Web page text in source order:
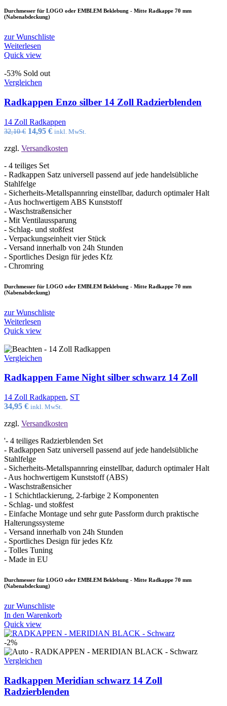
Durchmesser für LOGO oder EMBLEM Beklebung - Mitte Radkappe 70 mm
(Nabenabdeckung)
zur Wunschliste
Weiterlesen
Quick view
-53% Sold out
Vergleichen
Radkappen Enzo silber 14 Zoll Radzierblenden
14 Zoll Radkappen
32,10€ Ursprünglicher
war:
14,95 €Aktueller
ist:
inkl. MwSt.
zzgl. Versandkosten
- 4 teiliges Set
- Radkappen Satz universell passend auf jede handelsübliche
Stahlfelge
- Sicherheits-Metallspannring einstellbar, dadurch optimaler Halt
- Aus hochwertigem ABS Kunststoff
- Waschstraßensicher
- Mit Ventilaussparung
- Schlag- und stoßfest
- Verpackungseinheit vier Stück
- Versand innerhalb von 24h Stunden
- Sportliches Design für jedes Kfz
- Chromring
Durchmesser für LOGO oder EMBLEM Beklebung - Mitte Radkappe 70 mm
(Nabenabdeckung)
zur Wunschliste
Weiterlesen
Quick view
Vergleichen
Radkappen Fame Night silber schwarz 14 Zoll
14 Zoll Radkappen, ST
34,95 € inkl. MwSt.
zzgl. Versandkosten
'- 4 teiliges Radzierblenden Set
- Radkappen Satz universell passend auf jede handelsübliche
Stahlfelge
- Sicherheits-Metallspannring einstellbar, dadurch optimaler Halt
- Aus hochwertigem Kunststoff (ABS)
- Waschstraßensicher
- 1 Schichtlackierung, 2-farbige 2 Komponenten
- Schlag- und stoßfest
- Einfache Montage und sehr gute Passform durch praktische
Halterungssysteme
- Versand innerhalb von 24h Stunden
- Sportliches Design für jedes Kfz
- Tolles Tuning
- Made in EU
Durchmesser für LOGO oder EMBLEM Beklebung - Mitte Radkappe 70 mm
(Nabenabdeckung)
zur Wunschliste
In den Warenkorb
Quick view
-2%
Vergleichen
Radkappen Meridian schwarz 14 Zoll
Radzierblenden